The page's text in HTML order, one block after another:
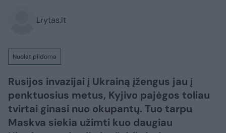
Lrytas.lt
Nuolat pildoma
Rusijos invazijai į Ukrainą įžengus jau į
penktuosius metus, Kyjivo pajėgos toliau
tvirtai ginasi nuo okupantų. Tuo tarpu
Maskva siekia užimti kuo daugiau